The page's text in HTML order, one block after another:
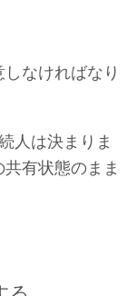
なければなり
人は決まりま
有状態のまま